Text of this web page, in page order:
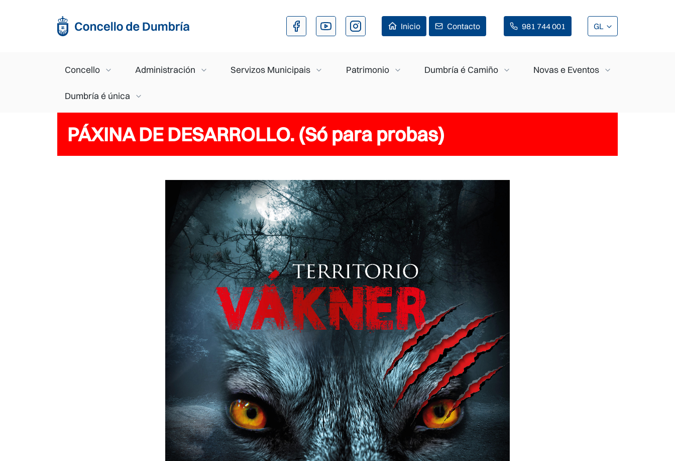
Inicio Contacto 981 744 001 GL
Main navigation
Concello Administración Servizos Municipais Patrimonio Dumbría é Camiño Novas e Eventos
Dumbría é única
PÁXINA DE DESARROLLO. (Só para probas)